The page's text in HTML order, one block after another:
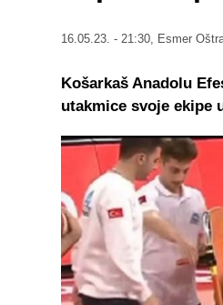
16.05.23. - 21:30, Esmer
Košarkaš Anadolu
utakmice svoje ekipe